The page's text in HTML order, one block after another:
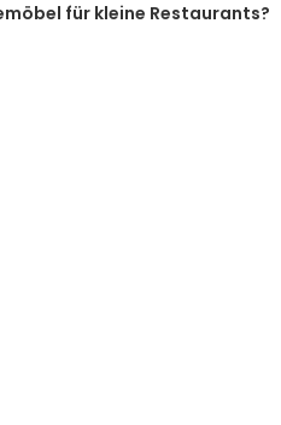
für kleine Restaurants?